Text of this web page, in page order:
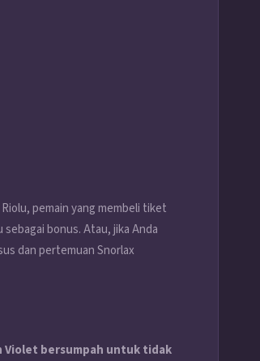
pemain yang membeli tiket
bonus. Atau, jika Anda
dan pertemuan Snorlax
Violet bersumpah untuk tidak